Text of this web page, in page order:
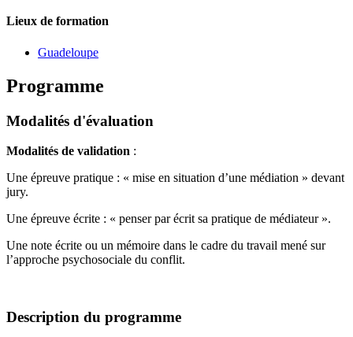
Lieux de formation
Guadeloupe
Programme
Modalités d'évaluation
Modalités de validation :
Une épreuve pratique : « mise en situation d’une médiation » devant
jury.
Une épreuve écrite : « penser par écrit sa pratique de médiateur ».
Une note écrite ou un mémoire dans le cadre du travail mené sur
l’approche psychosociale du conflit.
Description du programme